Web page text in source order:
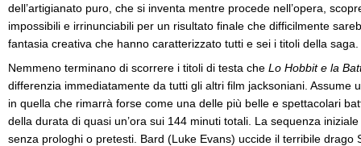
dell’artigianato puro, che si inventa mentre procede nell’opera,
impossibili e irrinunciabili per un risultato finale che difficilmente
fantasia creativa che hanno caratterizzato tutti e sei i titoli della saga.
Nemmeno terminano di scorrere i titoli di testa che Lo Hobbit e la
differenzia immediatamente da tutti gli altri film jacksoniani. Assume
in quella che rimarrà forse come una delle più belle e spettacolari
della durata di quasi un’ora sui 144 minuti totali. La sequenza
senza prologhi o pretesti. Bard (Luke Evans) uccide il terribile drago